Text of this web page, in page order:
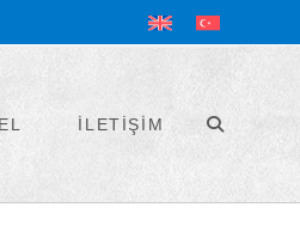
İLETİŞİM